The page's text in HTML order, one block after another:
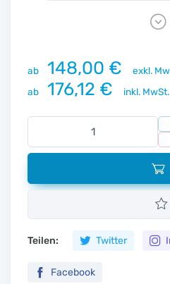
ab 148,00 €
exkl.
ab
176,12 € inkl. MwSt.
Teilen: Twitter
Facebook